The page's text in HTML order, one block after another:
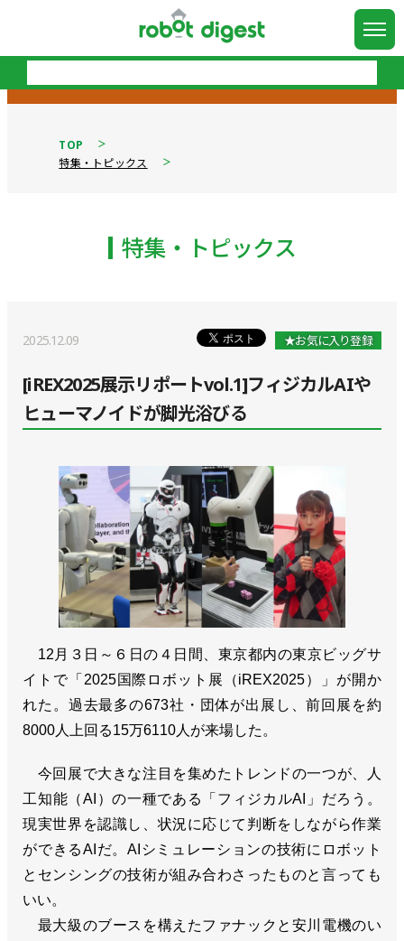
TOP
特集・トピックス
特集・トピックス
2025.12.09 ★お気に入り登録
[iREX2025展示リポートvol.1]フィジカルAIや
ヒューマノイドが脚光浴びる
12月３日～６日の４日間、東京都内の東京ビッグサ
イトで「2025国際ロボット展（iREX2025）」が開か
れた。過去最多の673社・団体が出展し、前回展を約
8000人上回る15万6110人が来場した。
今回展で大きな注目を集めたトレンドの一つが、人
工知能（AI）の一種である「フィジカルAI」だろう。
現実世界を認識し、状況に応じて判断をしながら作業
ができるAIだ。AIシミュレーションの技術にロボット
とセンシングの技術が組み合わさったものと言っても
いい。
最大級のブースを構えたファナックと安川電機のい